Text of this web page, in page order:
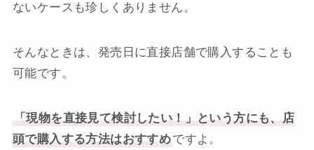
ないケースも珍しくありません。
そんなときは、発売日に直接店舗で購入することも
可能です。
「現物を直接見て検討したい！」という方にも、店
頭で購入する方法はおすすめですよ。